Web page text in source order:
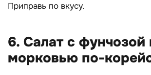
Приправь по вкусу.
6. Салат с фунчозой
морковью по-